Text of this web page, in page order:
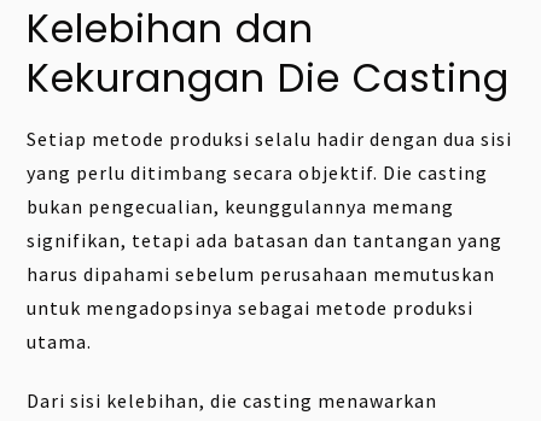
Kelebihan dan
Kekurangan Die Casting
Setiap metode produksi selalu hadir dengan dua sisi
yang perlu ditimbang secara objektif. Die casting
bukan pengecualian, keunggulannya memang
signifikan, tetapi ada batasan dan tantangan yang
harus dipahami sebelum perusahaan memutuskan
untuk mengadopsinya sebagai metode produksi
utama.
Dari sisi kelebihan, die casting menawarkan